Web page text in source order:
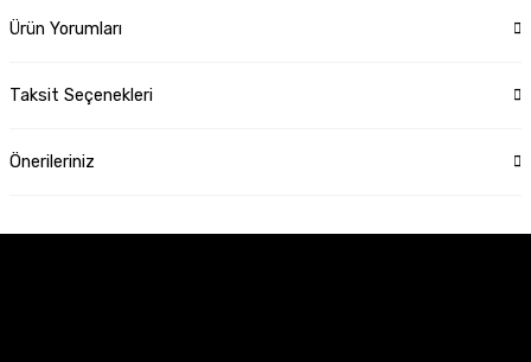
Ürün Yorumları
Taksit Seçenekleri
Önerileriniz